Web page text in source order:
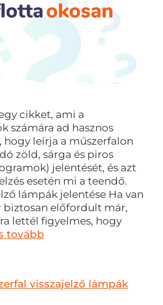
cikket, ami a
számára ad hasznos
leírja a műszerfalon
zöld, sárga és piros
jelentését, és azt
esetén mi a teendő.
lámpák jelentése Ha van
biztosan előfordult már,
lettél figyelmes, hogy
tovább
visszajelző lámpák